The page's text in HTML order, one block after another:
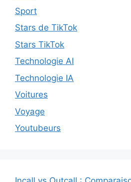
Sport
Stars de TikTok
Stars TikTok
Technologie AI
Technologie IA
Voitures
Voyage
Youtubeurs